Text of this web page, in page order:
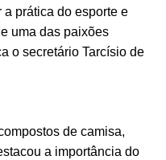
prática do esporte e
uma das paixões
o secretário Tarcísio de
de camisa,
a importância do